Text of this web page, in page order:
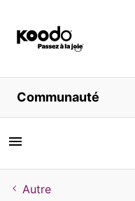
Magasiner
Libre service
Aide
Communauté
Autre